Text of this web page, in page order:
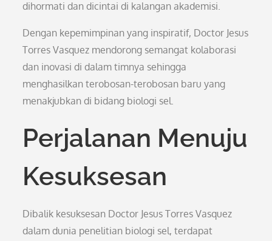
dihormati dan dicintai di kalangan akademisi.
Dengan kepemimpinan yang inspiratif, Doctor Jesus
Torres Vasquez mendorong semangat kolaborasi
dan inovasi di dalam timnya sehingga
menghasilkan terobosan-terobosan baru yang
menakjubkan di bidang biologi sel.
Perjalanan Menuju
Kesuksesan
Dibalik kesuksesan Doctor Jesus Torres Vasquez
dalam dunia penelitian biologi sel, terdapat